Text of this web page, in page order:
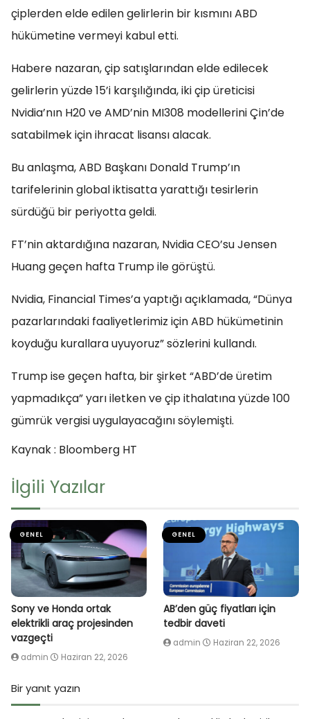
çiplerden elde edilen gelirlerin bir kısmını ABD
hükümetine vermeyi kabul etti.
Habere nazaran, çip satışlarından elde edilecek
gelirlerin yüzde 15’i karşılığında, iki çip üreticisi
Nvidia’nın H20 ve AMD’nin MI308 modellerini Çin’de
satabilmek için ihracat lisansı alacak.
Bu anlaşma, ABD Başkanı Donald Trump’ın
tarifelerinin global iktisatta yarattığı tesirlerin
sürdüğü bir periyotta geldi.
FT’nin aktardığına nazaran, Nvidia CEO’su Jensen
Huang geçen hafta Trump ile görüştü.
Nvidia, Financial Times’a yaptığı açıklamada, “Dünya
pazarlarındaki faaliyetlerimiz için ABD hükümetinin
koyduğu kurallara uyuyoruz” sözlerini kullandı.
Trump ise geçen hafta, bir şirket “ABD’de üretim
yapmadıkça” yarı iletken ve çip ithalatına yüzde 100
gümrük vergisi uygulayacağını söylemişti.
Kaynak : Bloomberg HT
İlgili Yazılar
GENEL
Sony ve Honda ortak
elektrikli araç projesinden
vazgeçti
admin Haziran 22, 2026
GENEL
AB’den güç fiyatları için
tedbir daveti
admin Haziran 22, 2026
Bir yanıt yazın